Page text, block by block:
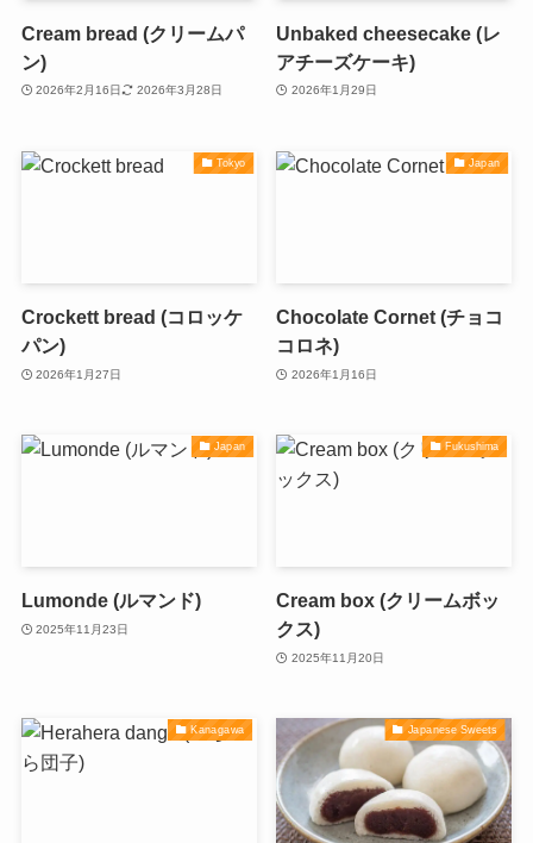
Cream bread (クリームパ
ン)
2026年2月16日 2026年3月28日
Unbaked cheesecake (レ
アチーズケーキ)
2026年1月29日
Tokyo
Crockett bread (コロッケ
パン)
2026年1月27日
Japan
Chocolate Cornet (チョコ
コロネ)
2026年1月16日
Japan
Lumonde (ルマンド)
2025年11月23日
Fukushima
Cream box (クリームボッ
クス)
2025年11月20日
Kanagawa Japanese Sweets